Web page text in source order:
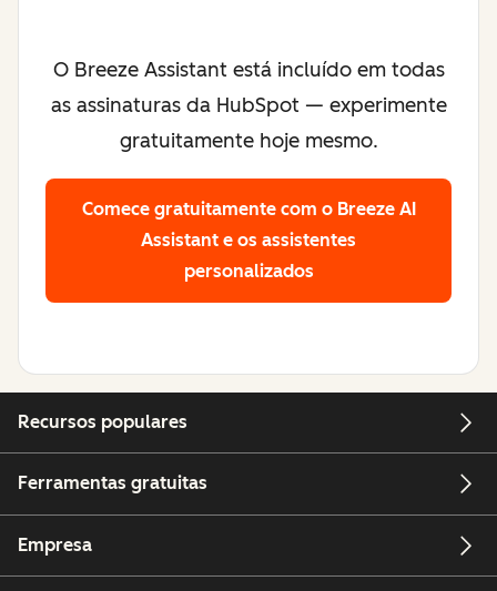
O Breeze Assistant está incluído em todas
as assinaturas da HubSpot — experimente
gratuitamente hoje mesmo.
Comece gratuitamente com o Breeze AI
Assistant e os assistentes
personalizados
Recursos populares
Ferramentas gratuitas
Empresa